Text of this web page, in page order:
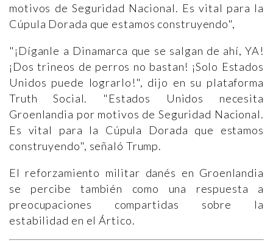
motivos de Seguridad Nacional. Es vital para la
Cúpula Dorada que estamos construyendo",
"¡Díganle a Dinamarca que se salgan de ahí, YA!
¡Dos trineos de perros no bastan! ¡Solo Estados
Unidos puede lograrlo!", dijo en su plataforma
Truth Social. "Estados Unidos necesita
Groenlandia por motivos de Seguridad Nacional.
Es vital para la Cúpula Dorada que estamos
construyendo", señaló Trump.
El reforzamiento militar danés en Groenlandia
se percibe también como una respuesta a
preocupaciones compartidas sobre la
estabilidad en el Ártico.